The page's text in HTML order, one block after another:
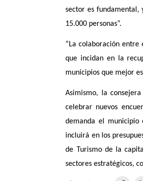
sector es fundamental,
15.000 personas”.
“La colaboración entre
que incidan en la
municipios que mejor
Asimismo, la
celebrar nuevos
demanda el municipio
incluirá en los
de Turismo de la
sectores estratégicos,